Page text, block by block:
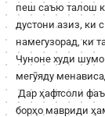
пеш саъю талош
дустони азиз, ки
намегузорад, ки
Чуноне худи
мегӯяду
Дар ҳафтсоли
борҳо мавриди